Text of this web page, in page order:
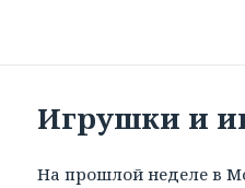
Игрушки и
На прошлой неделе в